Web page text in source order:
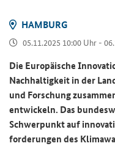
HAM­BURG
05.11.2025 10:00 Uhr -
Die Eu­ro­päi­sche
Nach­hal­tig­keit in der
und For­schung
ent­wi­ckeln. Das
Schwer­punkt auf
for­de­run­gen des